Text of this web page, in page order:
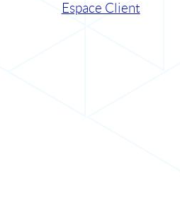
Espace Client